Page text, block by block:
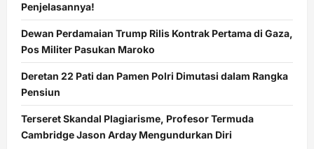
Penjelasannya!
Dewan Perdamaian Trump Rilis Kontrak Pertama di Gaza,
Pos Militer Pasukan Maroko
Deretan 22 Pati dan Pamen Polri Dimutasi dalam Rangka
Pensiun
Terseret Skandal Plagiarisme, Profesor Termuda
Cambridge Jason Arday Mengundurkan Diri